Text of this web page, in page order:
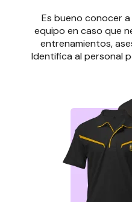
Es bueno conocer
equipo en caso que
entrenamientos,
Identifica al personal